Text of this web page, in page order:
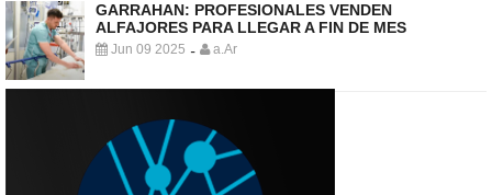
GARRAHAN: PROFESIONALES VENDEN
ALFAJORES PARA LLEGAR A FIN DE MES
Jun 09 2025 - a.Ar